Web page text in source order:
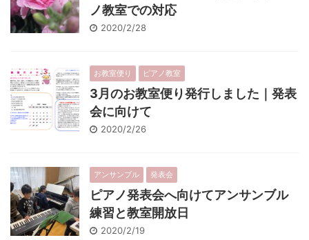
ノ教室での対応
2020/2/28
お教室便り ピアノ教室
3月のお教室便り発行しました｜発表
会に向けて
2020/2/26
アンサンブル 発表会
ピアノ発表会へ向けてアンサンブル
練習と教室開放日
2020/2/19